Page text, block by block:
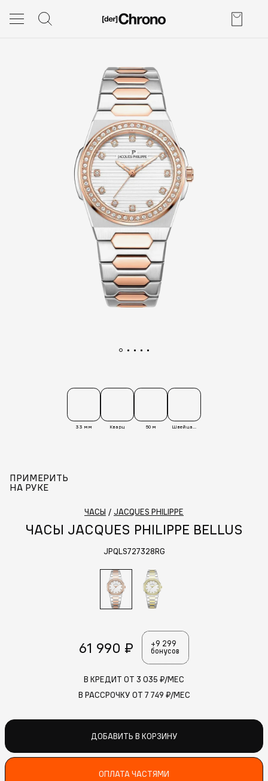
33 мм Кварц 50 м Швейцария
ПРИМЕРИТЬ
НА РУКЕ
ЧАСЫ / JACQUES PHILIPPE
ЧАСЫ JACQUES PHILIPPE BELLUS
JPQLS727328RG
61 990 ₽
+9 299
бонусов
В КРЕДИТ ОТ 3 035 ₽/МЕС
В РАССРОЧКУ ОТ 7 749 ₽/МЕС
ДОБАВИТЬ В КОРЗИНУ
ОПЛАТА ЧАСТЯМИ